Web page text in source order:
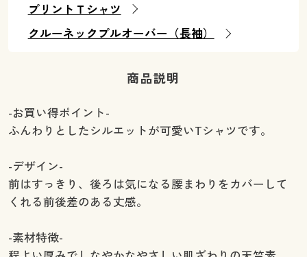
プリントＴシャツ
クルーネックプルオーバー（長袖）
商品説明
-お買い得ポイント-
ふんわりとしたシルエットが可愛いTシャツです。
-デザイン-
前はすっきり、後ろは気になる腰まわりをカバーして
くれる前後差のある丈感。
-素材特徴-